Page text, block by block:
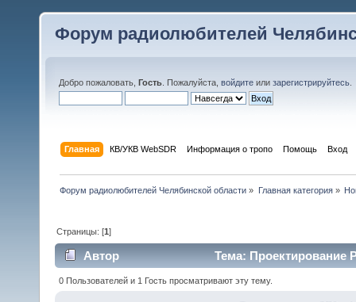
Форум радиолюбителей
Добро пожаловать, Гость . Пожалуйста, войдите или зарегистрируйтесь
Главная КВ/УКВ WebSDR Информация о тропо Помощь Вход
Форум радиолюбителей Челябинской области » Главная категория»
Страницы: [1]
Автор Тема: Проектирование
0 Пользователей и 1 Гость просматривают эту тему.